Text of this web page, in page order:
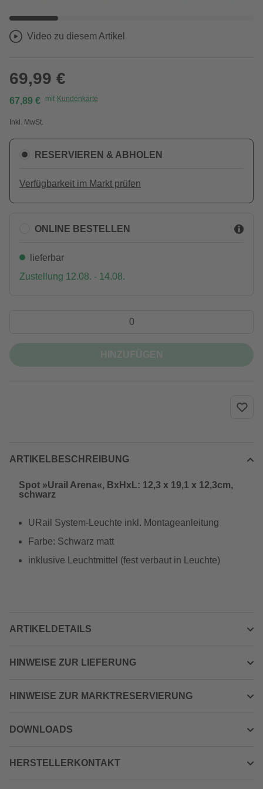
Video zu diesem Artikel
69,99 €
67,89 € mit Kundenkarte
Inkl. MwSt.
RESERVIEREN & ABHOLEN
Verfügbarkeit im Markt prüfen
ONLINE BESTELLEN
lieferbar
Zustellung 12.08. - 14.08.
ARTIKELBESCHREIBUNG
Spot »Urail Arena«, BxHxL: 12,3 x 19,1 x 12,3cm,
schwarz
URail System-Leuchte inkl. Montageanleitung
Farbe: Schwarz matt
inklusive Leuchtmittel (fest verbaut in Leuchte)
ARTIKELDETAILS
HINWEISE ZUR LIEFERUNG
HINWEISE ZUR MARKTRESERVIERUNG
DOWNLOADS
HERSTELLERKONTAKT